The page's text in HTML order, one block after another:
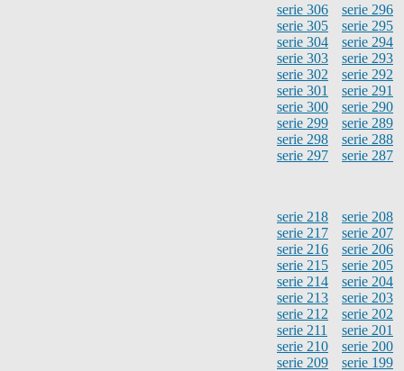
serie 306
serie 305
serie 304
serie 303
serie 302
serie 301
serie 300
serie 299
serie 298
serie 297
serie 296
serie 295
serie 294
serie 293
serie 292
serie 291
serie 290
serie 289
serie 288
serie 287
serie 218
serie 217
serie 216
serie 215
serie 214
serie 213
serie 212
serie 211
serie 210
serie 209
serie 208
serie 207
serie 206
serie 205
serie 204
serie 203
serie 202
serie 201
serie 200
serie 199